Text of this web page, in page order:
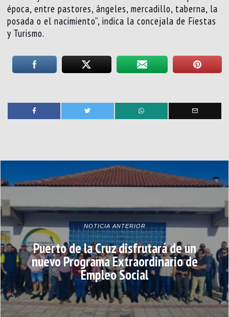
época, entre pastores, ángeles, mercadillo, taberna, la
posada o el nacimiento”, indica la concejala de Fiestas
y Turismo.
NOTICIA ANTERIOR
Puerto de la Cruz disfrutará de un
nuevo Programa Extraordinario de
Empleo Social